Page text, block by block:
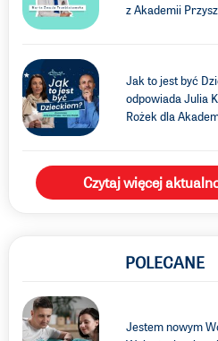
z Akademii
Jak to jest być
odpowiada Julia
Rożek dla
Czytaj więcej
POLECANE
Jestem nowym